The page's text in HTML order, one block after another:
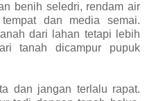
benih seledri, rendam air
dan media semai.
dari lahan tetapi lebih
tanah dicampur pupuk
dan jangan terlalu rapat.